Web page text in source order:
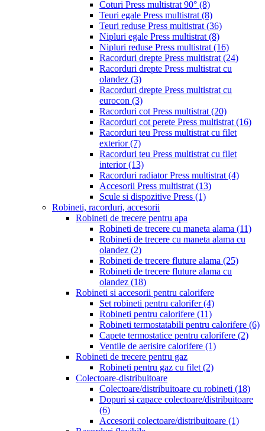
Coturi Press multistrat 90° (8)
Teuri egale Press multistrat (8)
Teuri reduse Press multistrat (36)
Nipluri egale Press multistrat (8)
Nipluri reduse Press multistrat (16)
Racorduri drepte Press multistrat (24)
Racorduri drepte Press multistrat cu
olandez (3)
Racorduri drepte Press multistrat cu
eurocon (3)
Racorduri cot Press multistrat (20)
Racorduri cot perete Press multistrat (16)
Racorduri teu Press multistrat cu filet
exterior(7)
Racorduri teu Press multistrat cu filet
interior(13)
Racorduri radiator Press multistrat (4)
Accesorii Press multistrat (13)
Scule si dispozitive Press (1)
Robineti, racorduri, accesorii
Robineti de trecere pentru apa
Robineti de trecere cu maneta alama (11)
Robineti de trecere cu maneta alama cu
olandez (2)
Robineti de trecere fluture alama (25)
Robineti de trecere fluture alama cu
olandez (18)
Robineti si accesorii pentru calorifere
Set robineti pentru calorifer(4)
Robineti pentru calorifere (11)
Robineti termostatabili pentru calorifere (6)
Capete termostatice pentru calorifere (2)
Ventile de aerisire calorifere (1)
Robineti de trecere pentru gaz
Robineti pentru gaz cu filet (2)
Colectoare-distribuitoare
Colectoare/distribuitoare cu robineti (18)
Dopuri si capace colectoare/distribuitoare
(6)
Accesorii colectoare/distribuitoare (1)